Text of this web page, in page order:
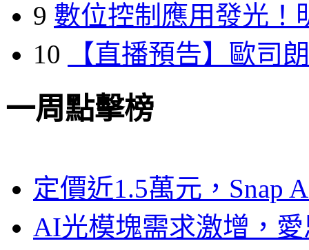
9 數位控制應用發光！
10
【直播預告】歐司
一周點擊榜
定價近1.5萬元，Snap
AI光模塊需求激增，